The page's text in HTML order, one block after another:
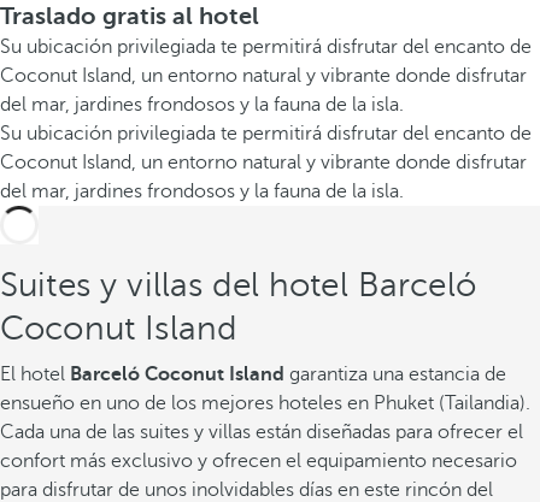
Traslado gratis al hotel
Su ubicación privilegiada te permitirá disfrutar del encanto de
Coconut Island, un entorno natural y vibrante donde disfrutar
del mar, jardines frondosos y la fauna de la isla.
Su ubicación privilegiada te permitirá disfrutar del encanto de
Coconut Island, un entorno natural y vibrante donde disfrutar
del mar, jardines frondosos y la fauna de la isla.
Suites y villas del hotel Barceló
Coconut Island
El hotel Barceló Coconut Island garantiza una estancia de
ensueño en uno de los mejores hoteles en Phuket (Tailandia).
Cada una de las suites y villas están diseñadas para ofrecer el
confort más exclusivo y ofrecen el equipamiento necesario
para disfrutar de unos inolvidables días en este rincón del